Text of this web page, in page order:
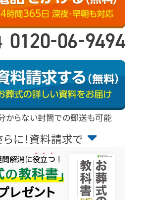
0120-06-9494
からない封筒での郵送も可能
らに！資料請求で